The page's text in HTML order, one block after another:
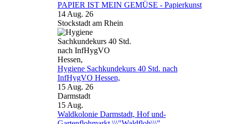
PAPIER IST MEIN GEMÜSE - Papierkunst
14 Aug. 26
Stockstadt am Rhein
Hygiene Sachkundekurs 40 Std. nach
InfHygVO Hessen,
15 Aug. 26
Darmstadt
15 Aug.
Waldkolonie Darmstadt, Hof und-